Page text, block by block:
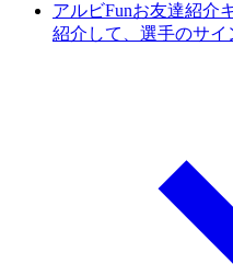
アルビFunお友達紹介
紹介して、選手のサイ